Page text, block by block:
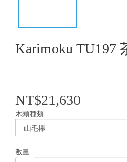
Karimoku TU197
NT$21,630
木頭種類
數量